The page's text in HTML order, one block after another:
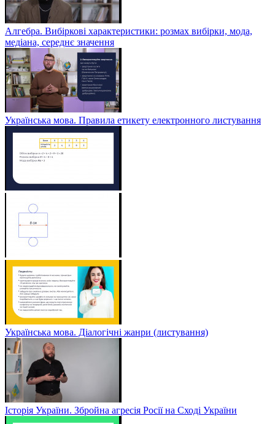
Алгебра. Вибіркові характеристики: розмах вибірки, мода,
медіана, середнє значення
Українська мова. Правила етикету електронного листування
Українська мова. Діалогічні жанри (листування)
Історія України. Збройна агресія Росії на Сході України